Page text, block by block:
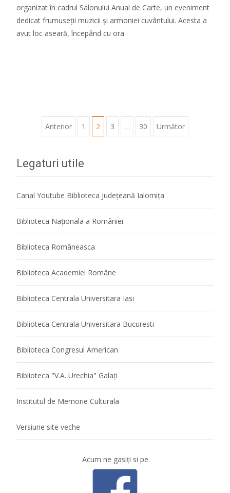
organizat în cadrul Salonului Anual de Carte, un eveniment
dedicat frumuseții muzicii și armoniei cuvântului. Acesta a
avut loc aseară, începând cu ora
Paginație
Anterior 1 2 3 … 30 Următor
Legaturi utile
Canal Youtube Biblioteca Județeană Ialomița
Biblioteca Naţionala a României
Biblioteca Româneasca
Biblioteca Academiei Române
Biblioteca Centrala Universitara Iasi
Biblioteca Centrala Universitara Bucuresti
Biblioteca Congresul American
Biblioteca "V.A. Urechia" Galaţi
Institutul de Memorie Culturala
Versiune site veche
Acum ne gasiţi si pe